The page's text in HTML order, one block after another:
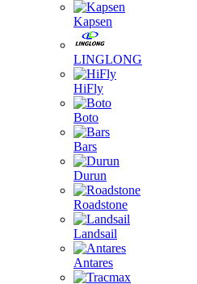
Kapsen
LINGLONG
HiFly
Boto
Bars
Durun
Roadstone
Landsail
Antares